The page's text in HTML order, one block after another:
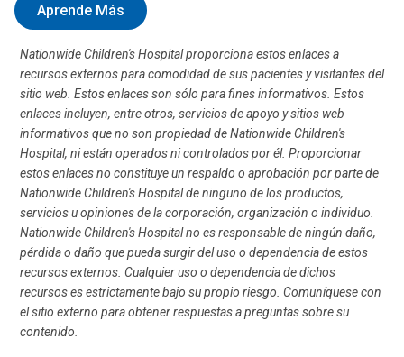
Aprende Más
Nationwide Children's Hospital proporciona estos enlaces a
recursos externos para comodidad de sus pacientes y visitantes del
sitio web. Estos enlaces son sólo para fines informativos. Estos
enlaces incluyen, entre otros, servicios de apoyo y sitios web
informativos que no son propiedad de Nationwide Children's
Hospital, ni están operados ni controlados por él. Proporcionar
estos enlaces no constituye un respaldo o aprobación por parte de
Nationwide Children's Hospital de ninguno de los productos,
servicios u opiniones de la corporación, organización o individuo.
Nationwide Children's Hospital no es responsable de ningún daño,
pérdida o daño que pueda surgir del uso o dependencia de estos
recursos externos. Cualquier uso o dependencia de dichos
recursos es estrictamente bajo su propio riesgo. Comuníquese con
el sitio externo para obtener respuestas a preguntas sobre su
contenido.